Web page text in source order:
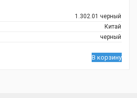
1.302.01 черный
Китай
черный
В корзину